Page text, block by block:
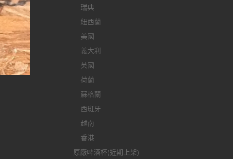
瑞典
紐西蘭
美國
義大利
英國
荷蘭
蘇格蘭
西班牙
越南
香港
原廠啤酒杯(近期上架)